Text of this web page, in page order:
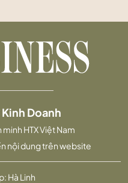
Hà Linh
Doanh
HTX Việt Nam
nội dung trên website